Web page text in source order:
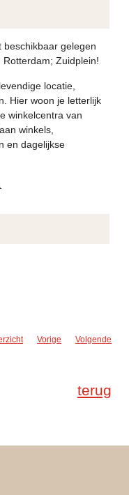
beschikbaar gelegen
Zuidplein!
locatie,
Hier woon je letterlijk
winkelcentra van
winkels,
en dagelijkse
Vorige Volgende
terug